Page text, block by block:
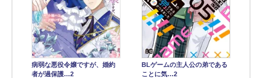
病弱な悪役令嬢ですが、婚約
者が過保護…2
BLゲームの主人公の弟である
ことに気…2